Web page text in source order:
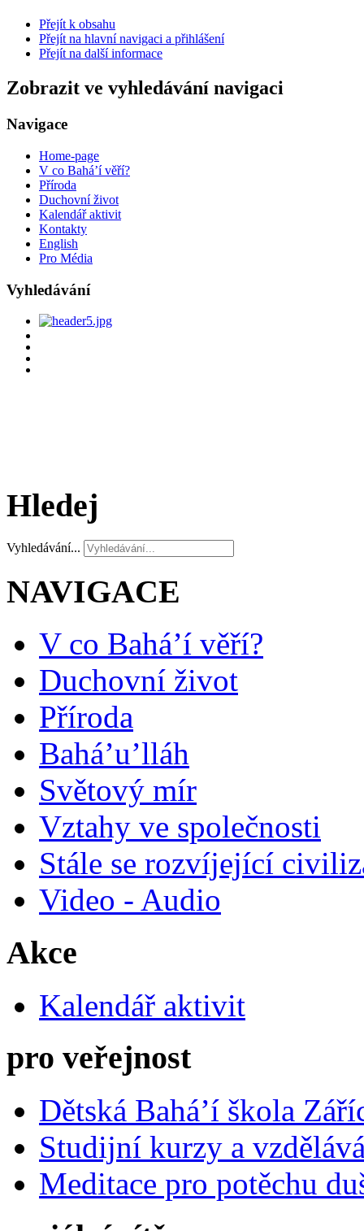
Přejít k obsahu
Přejít na hlavní navigaci a přihlášení
Přejít na další informace
Zobrazit ve vyhledávání navigaci
Navigace
Home-page
V co Bahá’í věří?
Příroda
Duchovní život
Kalendář aktivit
Kontakty
English
Pro Média
Vyhledávání
Hledej
Vyhledávání...
NAVIGACE
V co Bahá’í věří?
Duchovní život
Příroda
Bahá’u’lláh
Světový mír
Vztahy ve společnosti
Stále se rozvíjející
Video - Audio
Akce
Kalendář aktivit
pro veřejnost
Dětská Bahá’í škola
Studijní kurzy a
Meditace pro potěchu